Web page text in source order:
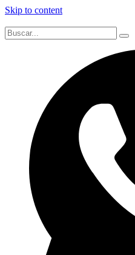
Skip to content